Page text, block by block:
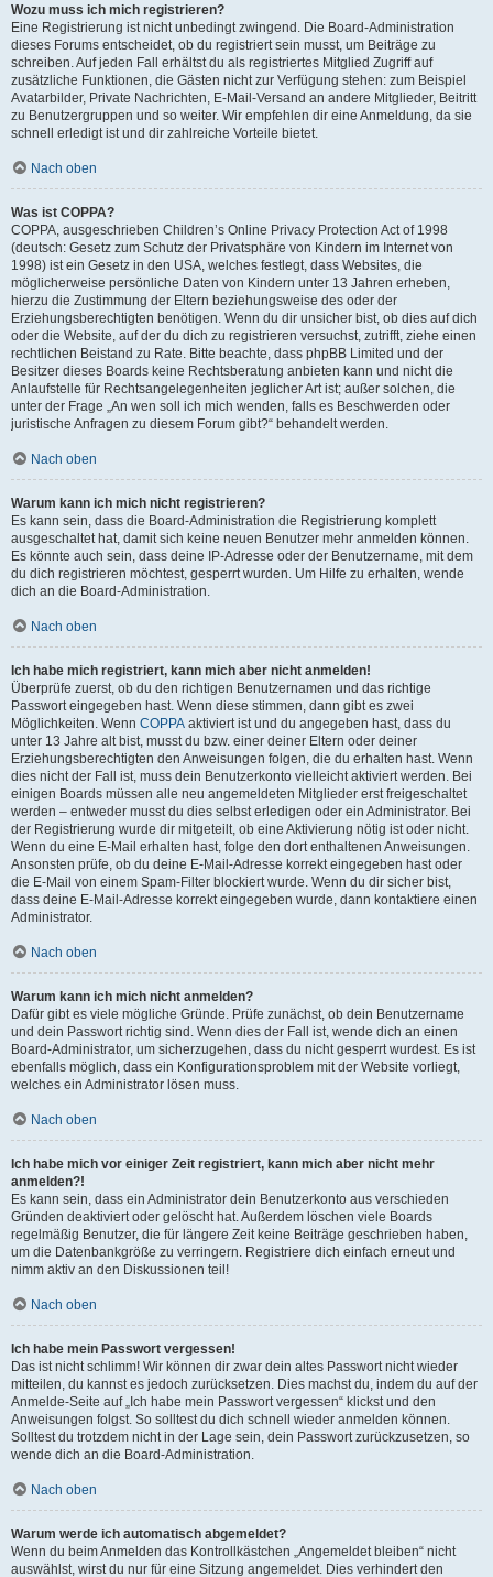
Wozu muss ich mich registrieren?
Eine Registrierung ist nicht unbedingt zwingend. Die Board-Administration
dieses Forums entscheidet, ob du registriert sein musst, um Beiträge zu
schreiben. Auf jeden Fall erhältst du als registriertes Mitglied Zugriff auf
zusätzliche Funktionen, die Gästen nicht zur Verfügung stehen: zum Beispiel
Avatarbilder, Private Nachrichten, E-Mail-Versand an andere Mitglieder, Beitritt
zu Benutzergruppen und so weiter. Wir empfehlen dir eine Anmeldung, da sie
schnell erledigt ist und dir zahlreiche Vorteile bietet.
Nach oben
Was ist COPPA?
COPPA, ausgeschrieben Children’s Online Privacy Protection Act of 1998
(deutsch: Gesetz zum Schutz der Privatsphäre von Kindern im Internet von
1998) ist ein Gesetz in den USA, welches festlegt, dass Websites, die
möglicherweise persönliche Daten von Kindern unter 13 Jahren erheben,
hierzu die Zustimmung der Eltern beziehungsweise des oder der
Erziehungsberechtigten benötigen. Wenn du dir unsicher bist, ob dies auf dich
oder die Website, auf der du dich zu registrieren versuchst, zutrifft, ziehe einen
rechtlichen Beistand zu Rate. Bitte beachte, dass phpBB Limited und der
Besitzer dieses Boards keine Rechtsberatung anbieten kann und nicht die
Anlaufstelle für Rechtsangelegenheiten jeglicher Art ist; außer solchen, die
unter der Frage „An wen soll ich mich wenden, falls es Beschwerden oder
juristische Anfragen zu diesem Forum gibt?“ behandelt werden.
Nach oben
Warum kann ich mich nicht registrieren?
Es kann sein, dass die Board-Administration die Registrierung komplett
ausgeschaltet hat, damit sich keine neuen Benutzer mehr anmelden können.
Es könnte auch sein, dass deine IP-Adresse oder der Benutzername, mit dem
du dich registrieren möchtest, gesperrt wurden. Um Hilfe zu erhalten, wende
dich an die Board-Administration.
Nach oben
Ich habe mich registriert, kann mich aber nicht anmelden!
Überprüfe zuerst, ob du den richtigen Benutzernamen und das richtige
Passwort eingegeben hast. Wenn diese stimmen, dann gibt es zwei
Möglichkeiten. Wenn COPPA aktiviert ist und du angegeben hast, dass du
unter 13 Jahre alt bist, musst du bzw. einer deiner Eltern oder deiner
Erziehungsberechtigten den Anweisungen folgen, die du erhalten hast. Wenn
dies nicht der Fall ist, muss dein Benutzerkonto vielleicht aktiviert werden. Bei
einigen Boards müssen alle neu angemeldeten Mitglieder erst freigeschaltet
werden – entweder musst du dies selbst erledigen oder ein Administrator. Bei
der Registrierung wurde dir mitgeteilt, ob eine Aktivierung nötig ist oder nicht.
Wenn du eine E-Mail erhalten hast, folge den dort enthaltenen Anweisungen.
Ansonsten prüfe, ob du deine E-Mail-Adresse korrekt eingegeben hast oder
die E-Mail von einem Spam-Filter blockiert wurde. Wenn du dir sicher bist,
dass deine E-Mail-Adresse korrekt eingegeben wurde, dann kontaktiere einen
Administrator.
Nach oben
Warum kann ich mich nicht anmelden?
Dafür gibt es viele mögliche Gründe. Prüfe zunächst, ob dein Benutzername
und dein Passwort richtig sind. Wenn dies der Fall ist, wende dich an einen
Board-Administrator, um sicherzugehen, dass du nicht gesperrt wurdest. Es ist
ebenfalls möglich, dass ein Konfigurationsproblem mit der Website vorliegt,
welches ein Administrator lösen muss.
Nach oben
Ich habe mich vor einiger Zeit registriert, kann mich aber nicht mehr
anmelden?!
Es kann sein, dass ein Administrator dein Benutzerkonto aus verschieden
Gründen deaktiviert oder gelöscht hat. Außerdem löschen viele Boards
regelmäßig Benutzer, die für längere Zeit keine Beiträge geschrieben haben,
um die Datenbankgröße zu verringern. Registriere dich einfach erneut und
nimm aktiv an den Diskussionen teil!
Nach oben
Ich habe mein Passwort vergessen!
Das ist nicht schlimm! Wir können dir zwar dein altes Passwort nicht wieder
mitteilen, du kannst es jedoch zurücksetzen. Dies machst du, indem du auf der
Anmelde-Seite auf „Ich habe mein Passwort vergessen“ klickst und den
Anweisungen folgst. So solltest du dich schnell wieder anmelden können.
Solltest du trotzdem nicht in der Lage sein, dein Passwort zurückzusetzen, so
wende dich an die Board-Administration.
Nach oben
Warum werde ich automatisch abgemeldet?
Wenn du beim Anmelden das Kontrollkästchen „Angemeldet bleiben“ nicht
auswählst, wirst du nur für eine Sitzung angemeldet. Dies verhindert den